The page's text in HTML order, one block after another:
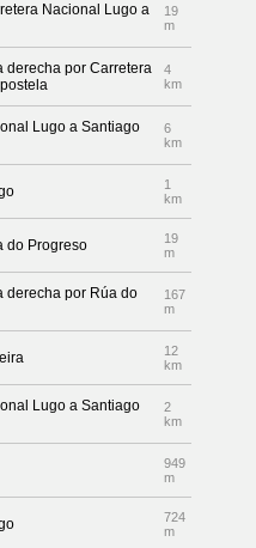
Nacional Lugo a
19
m
derecha por Carretera
4
km
Lugo a Santiago
6
km
1
km
do Progreso
19
m
derecha por Rúa do
167
m
12
km
Lugo a Santiago
2
km
949
m
724
m